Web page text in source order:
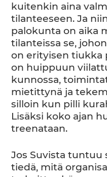
kuitenkin aina
tilanteeseen. Ja
palokunta on aika
tilanteissa se,
on erityisen tiukka
on huippuun
kunnossa,
mietittynä ja
silloin kun pilli
Lisäksi koko ajan
treenataan.
Jos Suvista tuntuu
tiedä, mitä